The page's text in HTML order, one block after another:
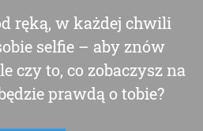
ręką, w każdej chwili
selfie – aby znów
czy to, co zobaczysz na
prawdą o tobie?